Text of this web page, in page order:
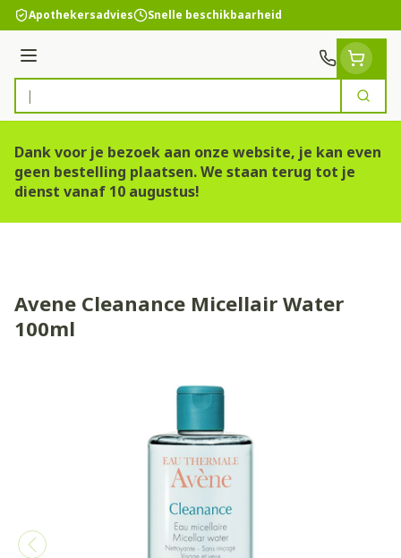
Ga naar de inhoud
Apothekersadvies Snelle beschikbaarheid
Menu
Product, merk, categorie...
Zoek
Dank voor je bezoek aan onze website, je kan even
geen bestelling plaatsen. We staan terug tot je
dienst vanaf 10 augustus!
Avene Cleanance Micellair Water
100ml